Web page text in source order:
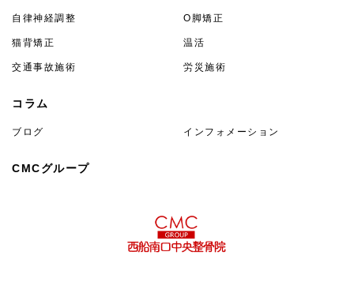
自律神経調整 O脚矯正
猫背矯正 温活
交通事故施術 労災施術
コラム
ブログ インフォメーション
CMCグループ